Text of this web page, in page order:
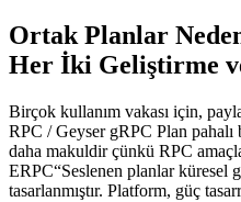
Ortak Planlar
Her İki Geliştirme
Birçok kullanım vakası için,
RPC / Geyser gRPC Plan
daha makuldir çünkü RPC
ERPC“Seslenen planlar küresel
tasarlanmıştır. Platform, güç